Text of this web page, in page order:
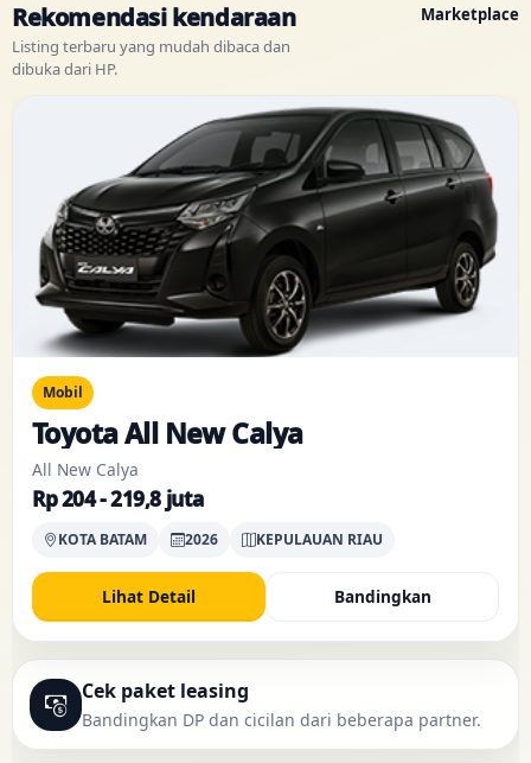
Rekomendasi kendaraan
Listing terbaru yang mudah dibaca dan
dibuka dari HP.
Marketplace
Mobil
Toyota All New Calya
All New Calya
Rp 204 - 219,8 juta
KOTA BATAM 2026 KEPULAUAN RIAU
Lihat Detail Bandingkan
Cek paket leasing
Bandingkan DP dan cicilan dari beberapa partner.